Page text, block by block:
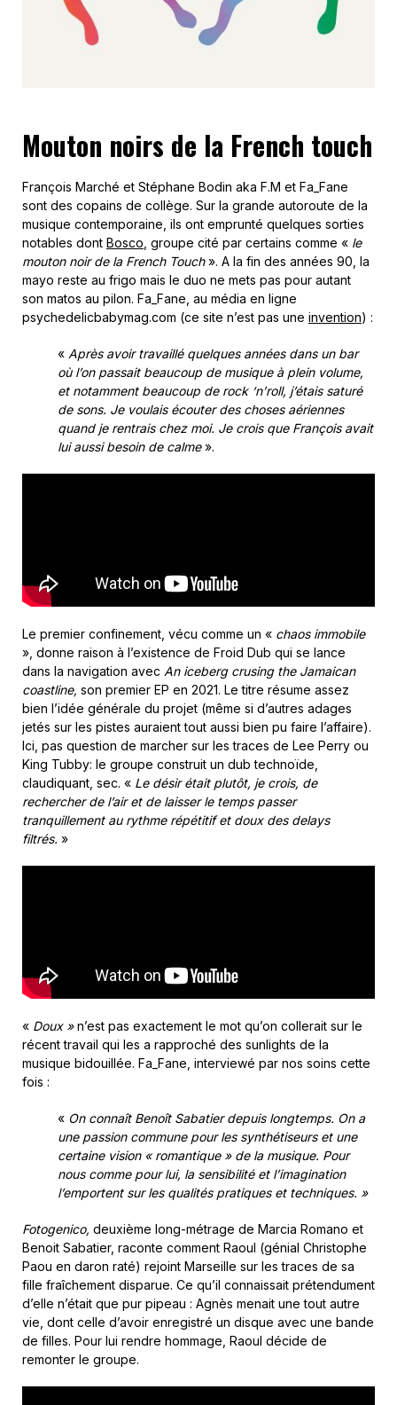
Mouton noirs de la French touch
François Marché et Stéphane Bodin aka F.M et Fa_Fane
sont des copains de collège. Sur la grande autoroute de la
musique contemporaine, ils ont emprunté quelques sorties
notables dont Bosco , groupe cité par certains comme « le
mouton noir de la French Touch». A la fin des années 90, la
mayo reste au frigo mais le duo ne mets pas pour autant
son matos au pilon. Fa_Fane, au média en ligne
psychedelicbabymag.com (ce site n’est pas une invention) :
« Après avoir travaillé quelques années dans un bar
où l’on passait beaucoup de musique à plein volume,
et notamment beaucoup de rock ‘n’roll, j’étais saturé
de sons. Je voulais écouter des choses aériennes
quand je rentrais chez moi. Je crois que François avait
lui aussi besoin de calme».
Le premier confinement, vécu comme un « chaos immobile
», donne raison à l’existence de Froid Dub qui se lance
dans la navigation avec An iceberg crusing the Jamaican
coastline, son premier EP en 2021. Le titre résume assez
bien l’idée générale du projet (même si d’autres adages
jetés sur les pistes auraient tout aussi bien pu faire l’affaire).
Ici, pas question de marcher sur les traces de Lee Perry ou
King Tubby: le groupe construit un dub technoïde,
claudiquant, sec. « Le désir était plutôt, je crois, de
rechercher de l’air et de laisser le temps passer
tranquillement au rythme répétitif et doux des delays
filtrés. »
« Doux »n’est pas exactement le mot qu’on collerait sur le
récent travail qui les a rapproché des sunlights de la
musique bidouillée. Fa_Fane, interviewé par nos soins cette
fois :
« On connaît Benoît Sabatier depuis longtemps. On a
une passion commune pour les synthétiseurs et une
certaine vision « romantique » de la musique. Pour
nous comme pour lui, la sensibilité et l’imagination
l’emportent sur les qualités pratiques et techniques. »
Fotogenico, deuxième long-métrage de Marcia Romano et
Benoit Sabatier, raconte comment Raoul (génial Christophe
Paou en daron raté) rejoint Marseille sur les traces de sa
fille fraîchement disparue. Ce qu’il connaissait prétendument
d’elle n’était que pur pipeau : Agnès menait une tout autre
vie, dont celle d’avoir enregistré un disque avec une bande
de filles. Pour lui rendre hommage, Raoul décide de
remonter le groupe.